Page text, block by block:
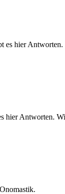
es hier
hier Antworten.